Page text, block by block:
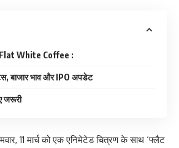
White Coffee :
बाजार भाव और IPO अपडेट
जरूरी
11 मार्च को एक एनिमेटेड चित्रण के साथ ‘फ्लैट